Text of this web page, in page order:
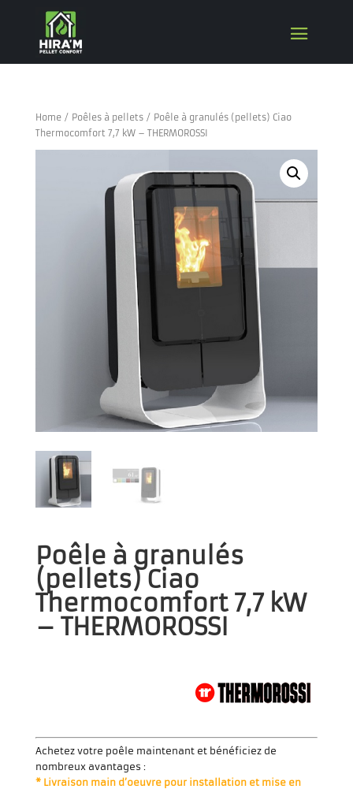
Home/ Poêles à pellets/ Poêle à granulés (pellets) Ciao
Thermocomfort 7,7 kW – THERMOROSSI
Poêle à granulés
(pellets) Ciao
Thermocomfort 7,7 kW
– THERMOROSSI
Achetez votre poêle maintenant et bénéficiez de
nombreux avantages :
* Livraison main d’oeuvre pour installation et mise en